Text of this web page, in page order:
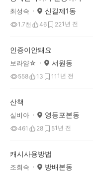
최성숙 신길제1동
1.7천 46 221년 전
인증이안돼요
보라얌☆ 서원동
558 13 11 1년 전
산책
실비아 영등포본동
461 28 51년 전
캐시사용방법
조희숙 방배본동